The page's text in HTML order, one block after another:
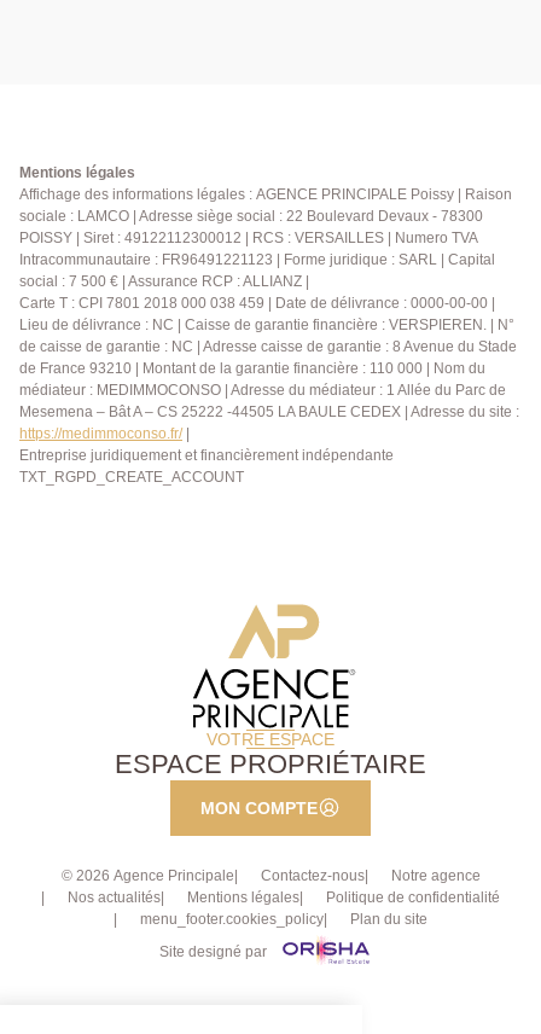
Mentions légales
Affichage des informations légales : AGENCE PRINCIPALE Poissy | Raison
sociale : LAMCO | Adresse siège social : 22 Boulevard Devaux - 78300
POISSY | Siret : 49122112300012 | RCS : VERSAILLES | Numero TVA
Intracommunautaire : FR96491221123 | Forme juridique : SARL | Capital
social : 7 500 € | Assurance RCP : ALLIANZ |
Carte T : CPI 7801 2018 000 038 459 | Date de délivrance : 0000-00-00 |
Lieu de délivrance : NC | Caisse de garantie financière : VERSPIEREN. | N°
de caisse de garantie : NC | Adresse caisse de garantie : 8 Avenue du Stade
de France 93210 | Montant de la garantie financière : 110 000 | Nom du
médiateur : MEDIMMOCONSO | Adresse du médiateur : 1 Allée du Parc de
Mesemena – Bât A – CS 25222 -44505 LA BAULE CEDEX | Adresse du site :
https://medimmoconso.fr/|
Entreprise juridiquement et financièrement indépendante
TXT_RGPD_CREATE_ACCOUNT
VOTRE ESPACE
ESPACE PROPRIÉTAIRE
MON COMPTE
© 2026 Agence Principale Contactez-nous
Notre agence
Nos actualités
Mentions légales
Politique de confidentialité
menu_footer.cookies_policy
Plan du site
Site designé par